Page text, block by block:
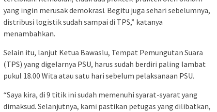
yang ingin merusak demokrasi. Begitu juga sehari sebelumnya,
distribusi logistik sudah sampai di TPS,” katanya
menambahkan.
Selain itu, lanjut Ketua Bawaslu, Tempat Pemungutan Suara
(TPS) yang digelarnya PSU, harus sudah berdiri paling lambat
pukul 18.00 Wita atau satu hari sebelum pelaksanaan PSU.
“Saya kira, di 9 titik ini sudah memenuhi syarat-syarat yang
dimaksud. Selanjutnya, kami pastikan petugas yang dilibatkan,